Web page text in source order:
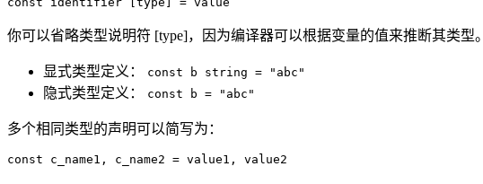
你可以省略类型说明符 [type]，因为编译器可以根据变量的值来推断其类型。
显式类型定义： const b string = "abc"
隐式类型定义： const b = "abc"
多个相同类型的声明可以简写为：
const c_name1, c_name2 = value1, value2